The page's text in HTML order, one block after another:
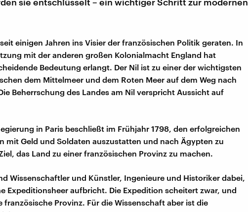
einigen Jahren ins Visier der französischen Politik geraten. In
mit der anderen großen Kolonialmacht England hat
Bedeutung erlangt. Der Nil ist zu einer der wichtigsten
dem Mittelmeer und dem Roten Meer auf dem Weg nach
Beherrschung des Landes am Nil verspricht Aussicht auf
in Paris beschließt im Frühjahr 1798, den erfolgreichen
mit Geld und Soldaten auszustatten und nach Ägypten zu
das Land zu einer französischen Provinz zu machen.
Wissenschaftler und Künstler, Ingenieure und Historiker dabei,
Expeditionsheer aufbricht. Die Expedition scheitert zwar, und
französische Provinz. Für die Wissenschaft aber ist die